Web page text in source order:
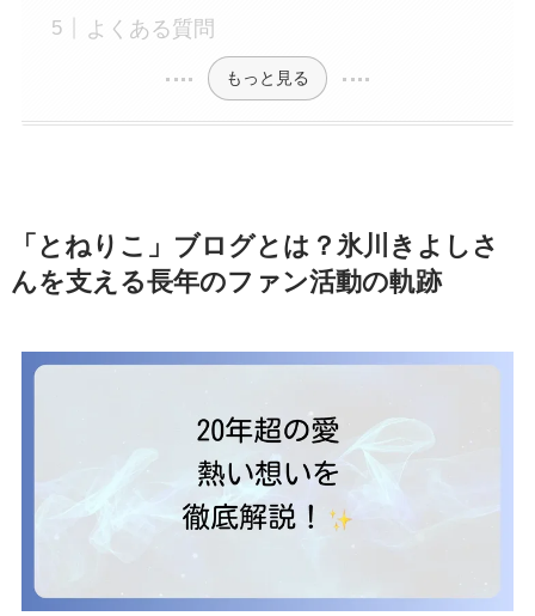
よくある質問
もっと見る
「とねりこ」ブログとは？氷川きよしさ
んを支える長年のファン活動の軌跡